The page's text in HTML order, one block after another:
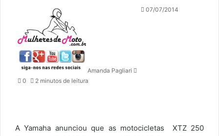
Amanda Pagliari
M
l
07/07/2014
0 2 minutos de leitura
A Yamaha anunciou que as motocicletas XTZ 250